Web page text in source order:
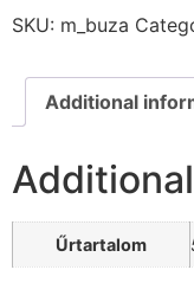
SKU: m_buza
Additional
Űrtartalom